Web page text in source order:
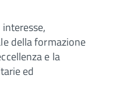
della formazione
e la
ed